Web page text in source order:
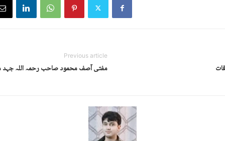
Previous article
مفتی آصف محمود صاحب رحمہ اللہ جہد